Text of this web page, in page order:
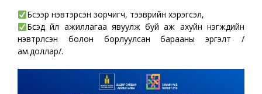
Бүсээр нэвтэрсэн зорчигч, тээврийн хэрэгсэл,
Бүсэд үйл ажиллагаа явуулж буй аж ахуйн нэгжүүдийн
нэвтрүүлсэн болон борлуулсан барааны эргэлт /
ам.доллар/.